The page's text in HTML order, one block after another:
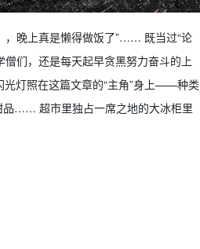
，晚上真是懒得做饭了”…… 既当过“论
僧们，还是每天起早贪黑努力奋斗的上
光灯照在这篇文章的“主角”身上——种类
品…… 超市里独占一席之地的大冰柜里